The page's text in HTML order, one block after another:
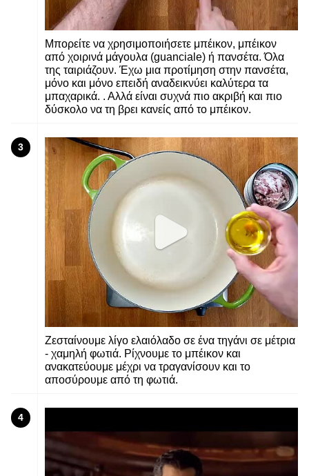
Μπορείτε να χρησιμοποιήσετε μπέικον, μπέικον
από χοιρινά μάγουλα (guanciale) ή πανσέτα. Όλα
της ταιριάζουν. Έχω μια προτίμηση στην πανσέτα,
μόνο και μόνο επειδή αναδεικνύει καλύτερα τα
μπαχαρικά. . Αλλά είναι συχνά πιο ακριβή και πιο
δύσκολο να τη βρει κανείς από το μπέικον.
3
Ζεσταίνουμε λίγο ελαιόλαδο σε ένα τηγάνι σε μέτρια
- χαμηλή φωτιά. Ρίχνουμε το μπέικον και
ανακατεύουμε μέχρι να τραγανίσουν και το
αποσύρουμε από τη φωτιά.
4